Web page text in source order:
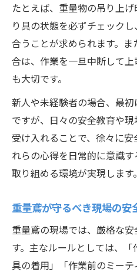
重量鳶の年収アッ
資格と実績で実現
重量鳶に求められる適
重量鳶に向いてい
重量鳶に必要な集
適性を活かす重量
重量鳶として長く
たとえば、重量物の吊り上
り具の状態を必ずチェック
合うことが求められます。
合は、作業を一旦中断して
も大切です。
新人や未経験者の場合、最
ですが、日々の安全教育や
受け入れることで、徐々に
れらの心得を日常的に意識
取り組める環境が実現します。
重量鳶が守るべき現場の安
重量鳶の現場では、厳格な
す。主なルールとしては、
具の着用」「作業前のミー